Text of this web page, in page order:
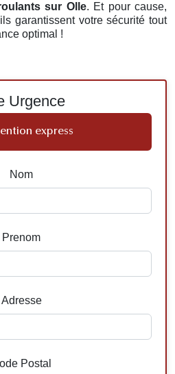
sur Olle. Et pour cause,
garantissent votre sécurité tout
optimal !
Urgence
express
Nom
Prenom
Adresse
Postal